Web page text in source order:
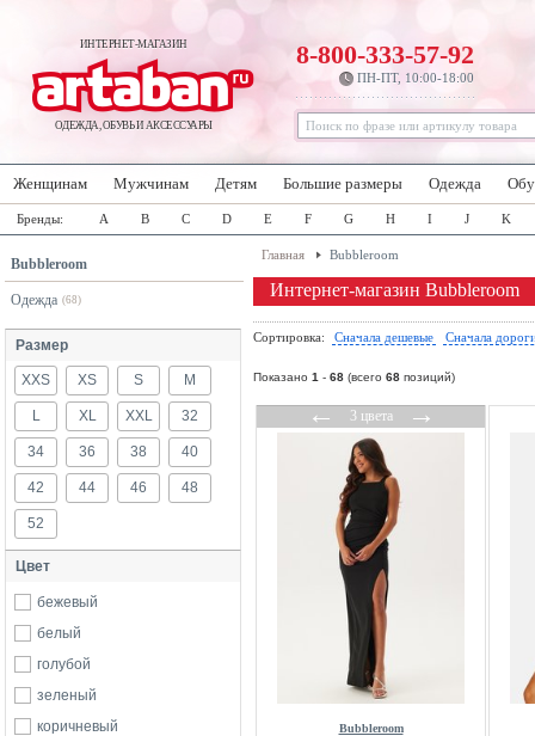
ИНТЕРНЕТ-МАГАЗИН
ОДЕЖДА, ОБУВЬ И АКСЕССУАРЫ
8-800-333-57-92
ПН-ПТ, 10:00-18:00
Женщинам Мужчинам Детям Большие размеры Одежда
Бренды: A B C D E F G H I J K
Bubbleroom
Одежда (68)
Размер
XXS XS S M
L XL XXL 32
34 36 38 40
42 44 46 48
52
Цвет
бежевый
белый
голубой
зеленый
коричневый
Главная Bubbleroom
Интернет-магазин Bubbleroom
Сортировка: Сначала дешевые Сначала
Показано 1 - 68 (всего 68 позиций)
←3 цвета→
Bubbleroom